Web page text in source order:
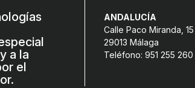
a la
el
ANDALUCÍA
Calle Paco Miranda, 15
29013 Málaga
Teléfono: 951 255 260